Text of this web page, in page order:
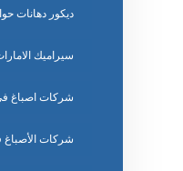
ديكور دهانات
سيراميك
شركات اصباغ
شركات الأصباغ